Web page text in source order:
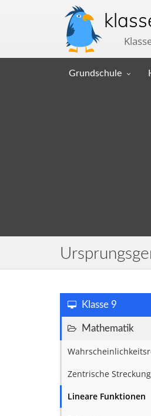
Grundschule
Klasse 9
Mathematik
Zentrische Streckung
Lineare Funktionen